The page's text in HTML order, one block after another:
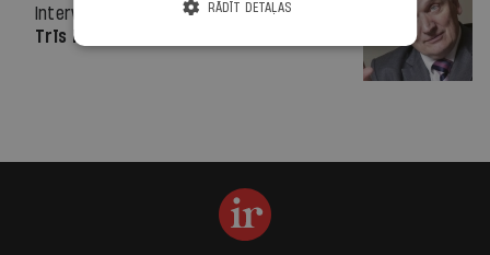
Intervija
Trīs F virtuozs
RĀDĪT DETAĻAS